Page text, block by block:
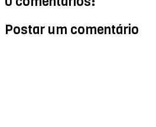
Postar um comentário